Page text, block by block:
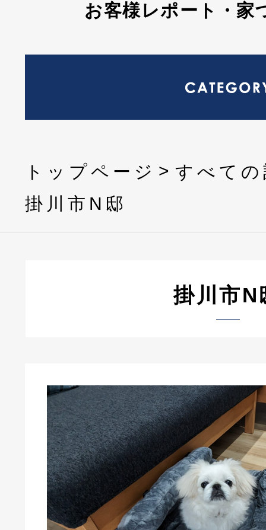
お客様レポート・家
トップページ
すべて
掛川市N邸
掛川市N